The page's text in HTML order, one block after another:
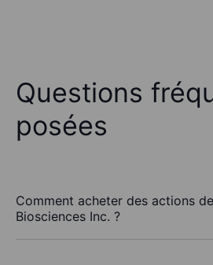
Questions
posées
Comment acheter des actions
Biosciences Inc. ?